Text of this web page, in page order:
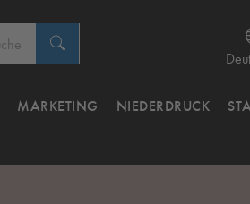
MARKETING NIEDERDRUCK